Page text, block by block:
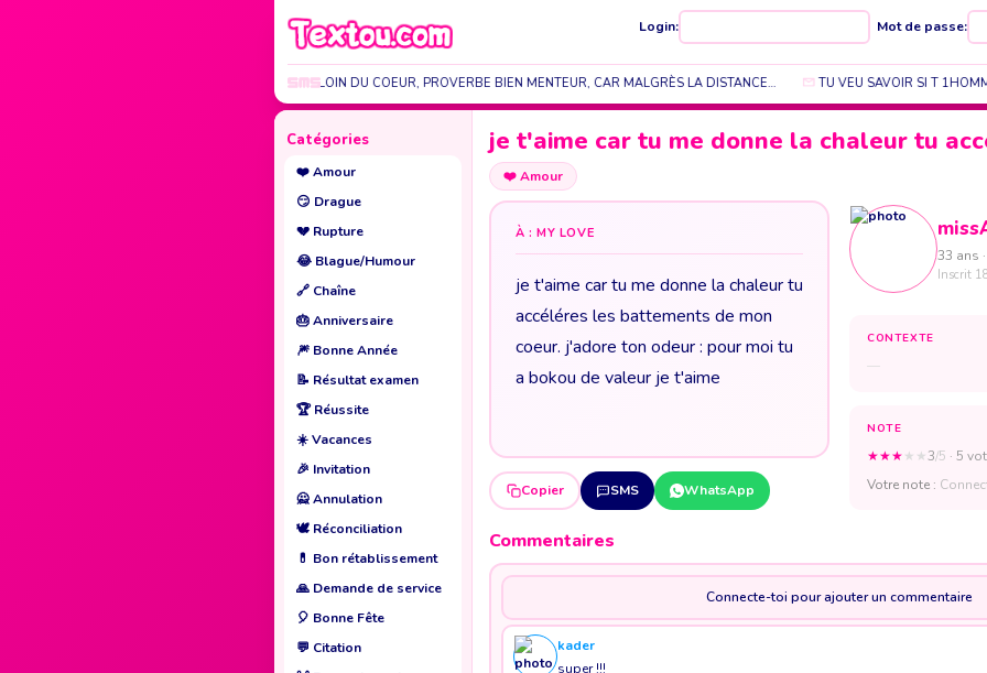
Login: Mot de passe:
LOIN DES YEUX, LOIN DU COEUR, PROVERBE BIEN MENTEUR, CAR MALGRÈS LA DISTANCE… TU VEU SAVOIR SI T
Catégories
❤️Amour
😏 Drague
💔 Rupture
😂 Blague/Humour
🔗 Chaîne
🎂Anniversaire
🎆 Bonne Année
📝 Résultat examen
🏆Réussite
☀️Vacances
🎉 Invitation
🙅Annulation
🕊️ Réconciliation
💊 Bon rétablissement
🙏 Demande de service
🎈 Bonne Fête
💬 Citation
je t'aime car tu me donne la chaleur tu
❤️Amour
À : MY LOVE
je t'aime car tu me donne la chaleur tu
accéléres les battements de mon
coeur. j'adore ton odeur : pour moi tu
a bokou de valeur je t'aime
Copier SMS WhatsApp
33 ans
Inscrit
CONTEXTE
—
NOTE
★★★★ ★3/5 · 5
Votre note :
Commentaires
Connecte-toi pour ajouter un commentaire
kader
super !!!